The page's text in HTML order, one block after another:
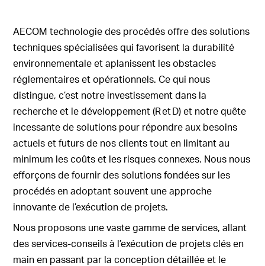
AECOM technologie des procédés offre des solutions
techniques spécialisées qui favorisent la durabilité
environnementale et aplanissent les obstacles
réglementaires et opérationnels. Ce qui nous
distingue, c’est notre investissement dans la
recherche et le développement (R et D) et notre quête
incessante de solutions pour répondre aux besoins
actuels et futurs de nos clients tout en limitant au
minimum les coûts et les risques connexes. Nous nous
efforçons de fournir des solutions fondées sur les
procédés en adoptant souvent une approche
innovante de l’exécution de projets.
Nous proposons une vaste gamme de services, allant
des services-conseils à l’exécution de projets clés en
main en passant par la conception détaillée et le